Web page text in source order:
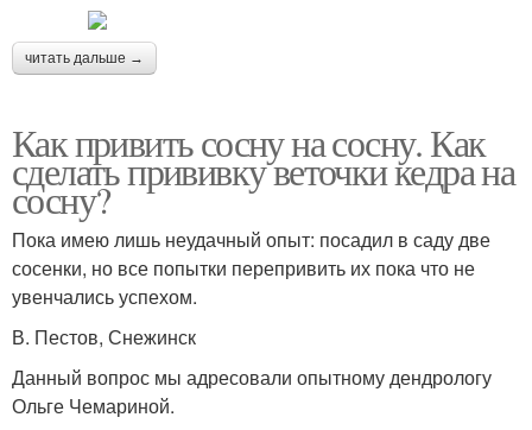
читать дальше →
Как привить сосну на сосну. Как
сделать прививку веточки кедра на
сосну?
Пока имею лишь неудачный опыт: посадил в саду две
сосенки, но все попытки перепривить их пока что не
увенчались успехом.
В. Пестов, Снежинск
Данный вопрос мы адресовали опытному дендрологу
Ольге Чемариной.